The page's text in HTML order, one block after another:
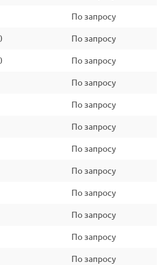
По запросу
По запросу
По запросу
По запросу
По запросу
По запросу
По запросу
По запросу
По запросу
По запросу
По запросу
По запросу